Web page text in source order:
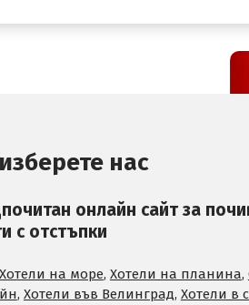
нас
онлайн сайт за
с отстъпки
Хотели на море, Хотели на планина,
, Хотели във Велинград, Хотели в